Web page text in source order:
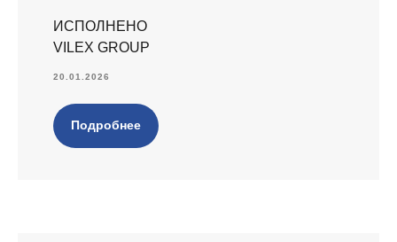
ИСПОЛНЕНО
VILEX GROUP
20.01.2026
Подробнее